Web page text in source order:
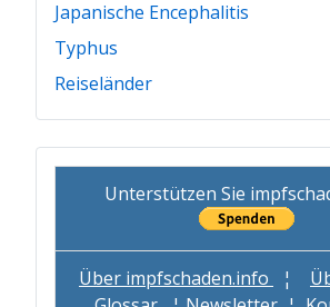
Japanische Encephalitis
Typhus
Reiseländer
Unterstützen Sie
Über impfschaden.info ¦